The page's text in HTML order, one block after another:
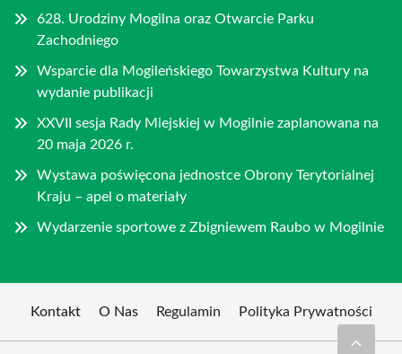
628. Urodziny Mogilna oraz Otwarcie Parku
Zachodniego
Wsparcie dla Mogileńskiego Towarzystwa Kultury na
wydanie publikacji
XXVII sesja Rady Miejskiej w Mogilnie zaplanowana na
20 maja 2026 r.
Wystawa poświęcona jednostce Obrony Terytorialnej
Kraju – apel o materiały
Wydarzenie sportowe z Zbigniewem Raubo w Mogilnie
Kontakt O Nas Regulamin Polityka Prywatności